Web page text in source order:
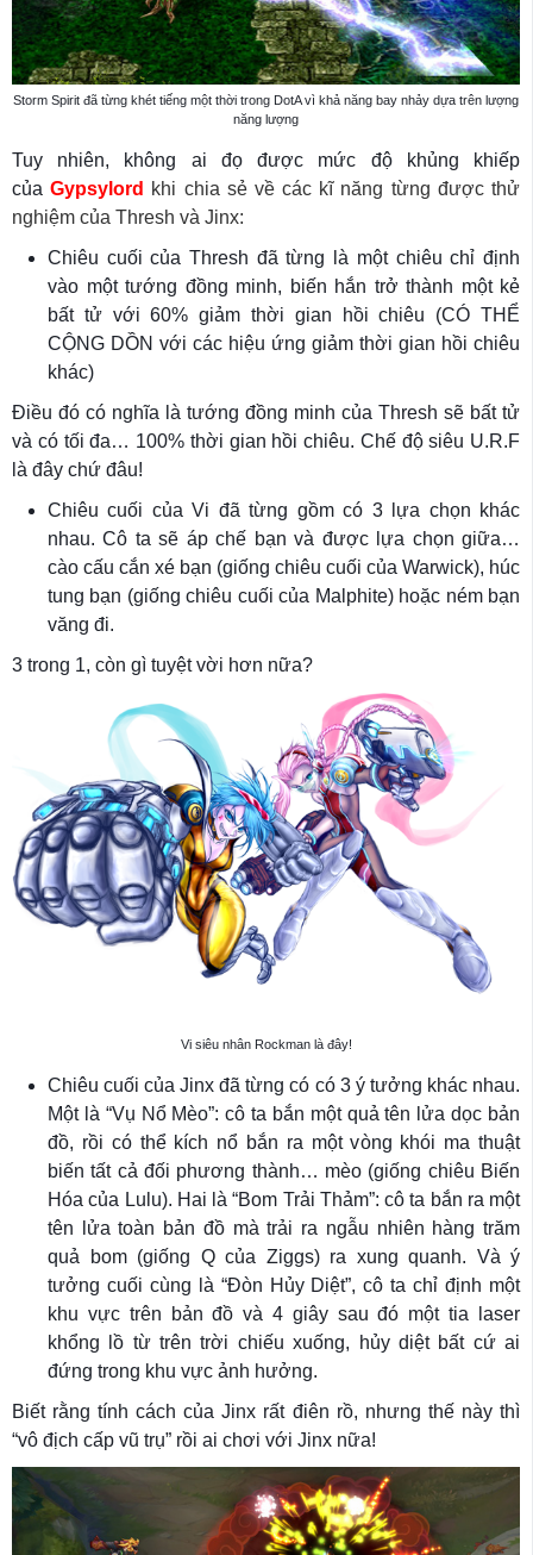
Storm Spirit đã từng khét tiếng một thời trong DotA vì khả năng bay nhảy dựa trên lượng
năng lượng
Tuy nhiên, không ai đọ được mức độ khủng khiếp
củaGypsylord khi chia sẻ về các kĩ năng từng được thử
nghiệm của Thresh và Jinx:
Chiêu cuối của Thresh đã từng là một chiêu chỉ định
vào một tướng đồng minh, biến hắn trở thành một kẻ
bất tử với 60% giảm thời gian hồi chiêu (CÓ THỂ
CỘNG DỒN với các hiệu ứng giảm thời gian hồi chiêu
khác)
Điều đó có nghĩa là tướng đồng minh của Thresh sẽ bất tử
và có tối đa… 100% thời gian hồi chiêu. Chế độ siêu U.R.F
là đây chứ đâu!
Chiêu cuối của Vi đã từng gồm có 3 lựa chọn khác
nhau. Cô ta sẽ áp chế bạn và được lựa chọn giữa…
cào cấu cắn xé bạn (giống chiêu cuối của Warwick), húc
tung bạn (giống chiêu cuối của Malphite) hoặc ném bạn
văng đi.
3 trong 1, còn gì tuyệt vời hơn nữa?
Vi siêu nhân Rockman là đây!
Chiêu cuối của Jinx đã từng có có 3 ý tưởng khác nhau.
Một là “Vụ Nổ Mèo”: cô ta bắn một quả tên lửa dọc bản
đồ, rồi có thể kích nổ bắn ra một vòng khói ma thuật
biến tất cả đối phương thành… mèo (giống chiêu Biến
Hóa của Lulu). Hai là “Bom Trải Thảm”: cô ta bắn ra một
tên lửa toàn bản đồ mà trải ra ngẫu nhiên hàng trăm
quả bom (giống Q của Ziggs) ra xung quanh. Và ý
tưởng cuối cùng là “Đòn Hủy Diệt”, cô ta chỉ định một
khu vực trên bản đồ và 4 giây sau đó một tia laser
khổng lồ từ trên trời chiếu xuống, hủy diệt bất cứ ai
đứng trong khu vực ảnh hưởng.
Biết rằng tính cách của Jinx rất điên rồ, nhưng thế này thì
“vô địch cấp vũ trụ” rồi ai chơi với Jinx nữa!